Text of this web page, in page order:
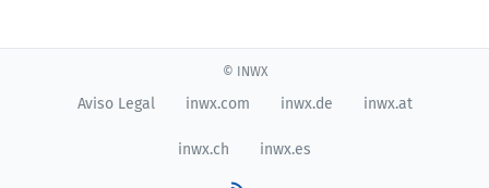
© INWX
Aviso Legal inwx.com inwx.de inwx.at
inwx.ch inwx.es